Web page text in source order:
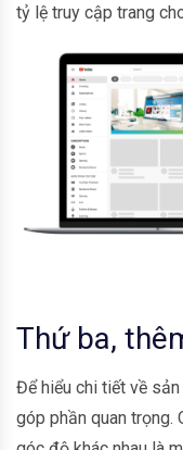
tỷ lệ truy cập trang
Thứ ba,
Để hiểu chi tiết về
góp phần quan trọng.